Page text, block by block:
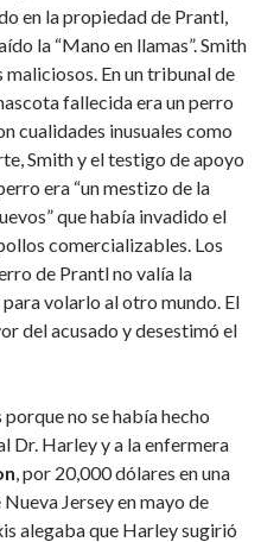
en la propiedad de Prantl,
la “Mano en llamas”. Smith
En un tribunal de
fallecida era un perro
cualidades inusuales como
Smith y el testigo de apoyo
era “un mestizo de la
que había invadido el
comercializables. Los
de Prantl no valía la
volarlo al otro mundo. El
del acusado y desestimó el
no se había hecho
Dr. Harley y a la enfermera
, por 20,000 dólares en una
Jersey en mayo de
alegaba que Harley sugirió